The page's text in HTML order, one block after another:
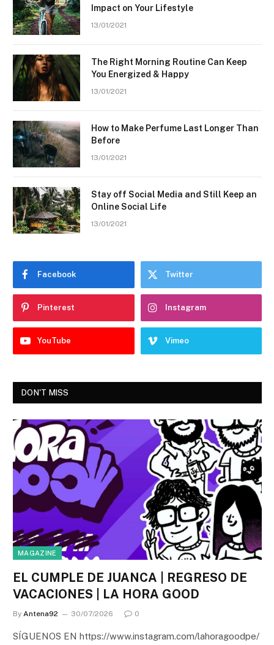
Impact on Your Lifestyle
13/01/2021
The Right Morning Routine Can Keep
You Energized & Happy
13/01/2021
How to Make Perfume Last Longer Than
Before
13/01/2021
Stay off Social Media and Still Keep an
Online Social Life
13/01/2021
Facebook Twitter
Pinterest Instagram
YouTube Vimeo
DON'T MISS
MAGAZINE
EL CUMPLE DE JUANCA | REGRESO DE
VACACIONES | LA HORA GOOD
By Antena92 30/07/2026 0
SÍGUENOS EN https://www.instagram.com/lahoragoodpe/